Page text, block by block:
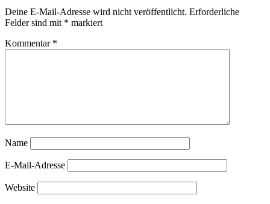
Deine E-Mail-Adresse wird nicht veröffentlicht. Erforderliche
Felder sind mit * markiert
Kommentar *
Name
E-Mail-Adresse
Website